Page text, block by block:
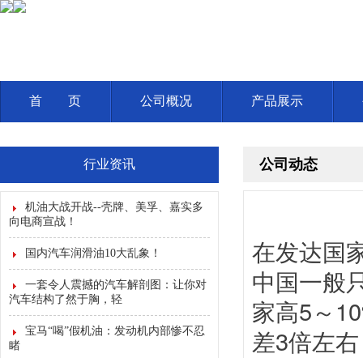
首 页 公司概况 产品展示
行业资讯
机油大战开战--壳牌、美孚、嘉实多
向电商宣战！
国内汽车润滑油10大乱象！
一套令人震撼的汽车解剖图：让你对
汽车结构了然于胸，轻
宝马“喝”假机油：发动机内部惨不忍
睹
公司动态
在发达国
中国一般
家高5～
差3倍左